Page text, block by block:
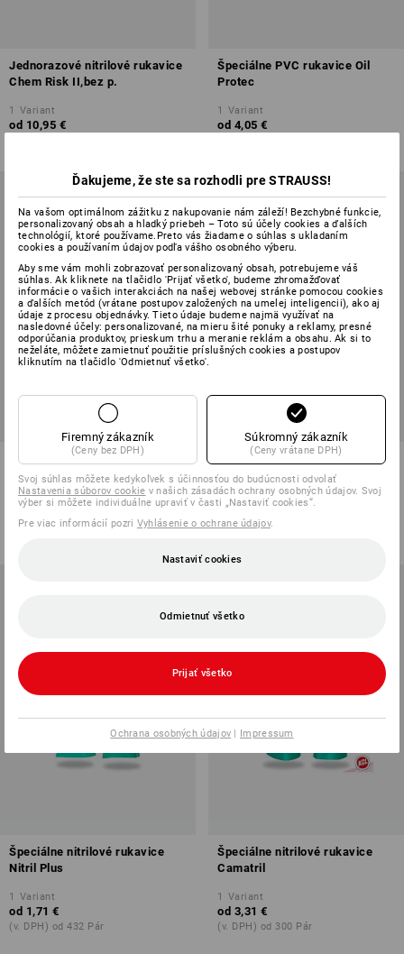
Jednorazové nitrilové rukavice
Chem Risk II,bez p.
1 Variant
od 10,95 €
Špeciálne PVC rukavice Oil
Protec
1 Variant
od 4,05 €
PVC rukavice do zimy
Variant
od 7,86 €
Špeciálne latexové rukavice
Combi
1 Variant
od 20,79 €
Špeciálne nitrilové rukavice
Nitril Plus
1 Variant
od 1,71 €
(v. DPH) od 432 Pár
Špeciálne nitrilové rukavice
Camatril
1 Variant
od 3,31 €
(v. DPH) od 300 Pár
Ďakujeme, že ste sa rozhodli pre STRAUSS!
Na vašom optimálnom zážitku z nakupovanie nám záleží! Bezchybné funkcie,
personalizovaný obsah a hladký priebeh – Toto sú účely cookies a ďalších
technológií, ktoré používame.Preto vás žiadame o súhlas s ukladaním
cookies a používaním údajov podľa vášho osobného výberu.
Aby sme vám mohli zobrazovať personalizovaný obsah, potrebujeme váš
súhlas. Ak kliknete na tlačidlo 'Prijať všetko', budeme zhromažďovať
informácie o vašich interakciách na našej webovej stránke pomocou cookies
a ďalších metód (vrátane postupov založených na umelej inteligencii), ako aj
údaje z procesu objednávky. Tieto údaje budeme najmä využívať na
nasledovné účely: personalizované, na mieru šité ponuky a reklamy, presné
odporúčania produktov, prieskum trhu a meranie reklám a obsahu. Ak si to
neželáte, môžete zamietnuť použitie príslušných cookies a postupov
kliknutím na tlačidlo 'Odmietnuť všetko'.
Firemný zákazník
(Ceny bez DPH)
Súkromný zákazník
(Ceny vrátane DPH)
Svoj súhlas môžete kedykoľvek s účinnosťou do budúcnosti odvolať
Nastavenia súborov cookie v našich zásadách ochrany osobných údajov. Svoj
výber si môžete individuálne upraviť v časti „Nastaviť cookies“.
Pre viac informácií pozri Vyhlásenie o ochrane údajov.
Nastaviť cookies
Odmietnuť všetko
Prijať všetko
Ochrana osobných údajov | Impressum